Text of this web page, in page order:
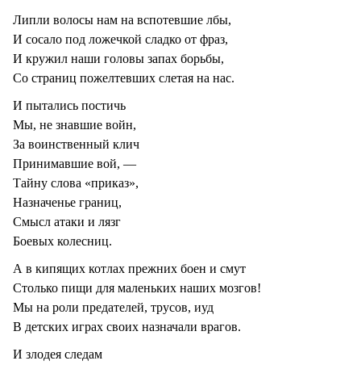
Липли волосы нам на вспотевшие лбы,
И сосало под ложечкой сладко от фраз,
И кружил наши головы запах борьбы,
Со страниц пожелтевших слетая на нас.
И пытались постичь
Мы, не знавшие войн,
За воинственный клич
Принимавшие вой, —
Тайну слова «приказ»,
Назначенье границ,
Смысл атаки и лязг
Боевых колесниц.
А в кипящих котлах прежних боен и смут
Столько пищи для маленьких наших мозгов!
Мы на роли предателей, трусов, иуд
В детских играх своих назначали врагов.
И злодея следам